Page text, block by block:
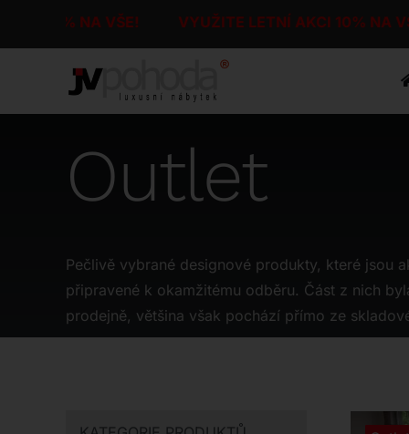
10% NA VŠE! VYUŽITE LETNÍ AKCI 10% NA
Outlet
Pečlivě vybrané designové produkty, které jsou
připravené k okamžitému odběru. Část z nich
prodejně, většina však pochází přímo ze